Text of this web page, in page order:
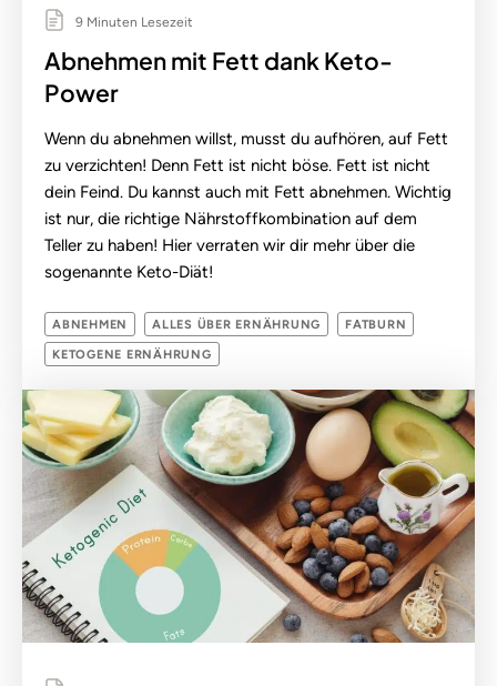
9 Minuten Lesezeit
Abnehmen mit Fett dank Keto-
Power
Wenn du abnehmen willst, musst du aufhören, auf Fett
zu verzichten! Denn Fett ist nicht böse. Fett ist nicht
dein Feind. Du kannst auch mit Fett abnehmen. Wichtig
ist nur, die richtige Nährstoffkombination auf dem
Teller zu haben! Hier verraten wir dir mehr über die
sogenannte Keto-Diät!
ABNEHMEN ALLES ÜBER ERNÄHRUNG FATBURN
KETOGENE ERNÄHRUNG